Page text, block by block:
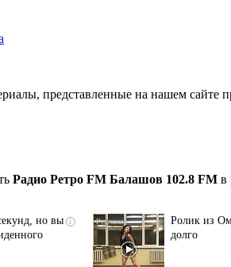
представленные на нашем сайте
Радио Ретро FM Балашов 102.8 FM в
i
но вы
Ролик из
долго